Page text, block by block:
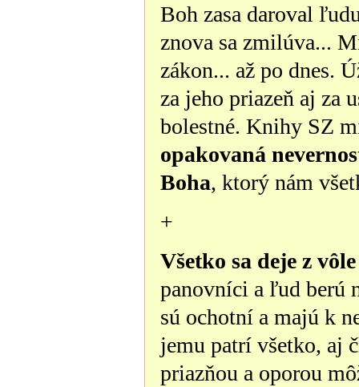
Boh zasa daroval
znova sa zmilúva...
zákon... až po dnes.
za jeho priazeň aj za
bolestné. Knihy SZ
opakovaná
Boha, ktorý nám
+
Všetko sa deje z
panovníci a ľud berú
sú ochotní a majú k
jemu patrí všetko, aj
priazňou a oporou